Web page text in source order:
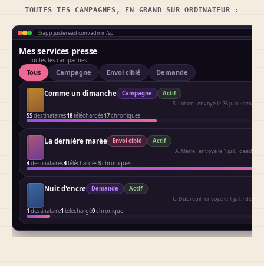
TOUTES TES CAMPAGNES, EN GRAND SUR ORDINATEUR :
app.justeread.com/admin/sp
Mes services presse
Toutes tes campagnes
Tous Campagne Envoi ciblé Demande
Comme un dimanche Campagne
Actif
S. Loison · envoyé le 26 juin ·
55destinataires18téléchargés17chroniques
La dernière marée Envoi ciblé
Actif
A. Merle · envoyé le 1 juil. · deadline
4destinataires4téléchargés3chroniques
Nuit d'encre Demande
Actif
C. Dubreuil · envoyé le 1 juil. ·
1 destinataire1 téléchargé0chronique